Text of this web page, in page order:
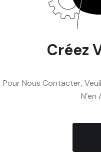
Créez
Pour Nous Contacter,
N’en